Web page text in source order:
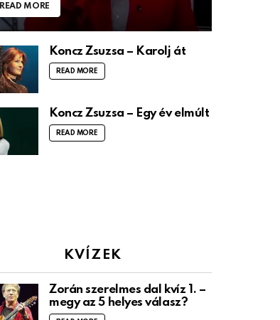
READ MORE
Koncz Zsuzsa – Karolj át
READ MORE
Koncz Zsuzsa – Egy év elmúlt
READ MORE
KVÍZEK
Zorán szerelmes dal kvíz 1. –
megy az 5 helyes válasz?